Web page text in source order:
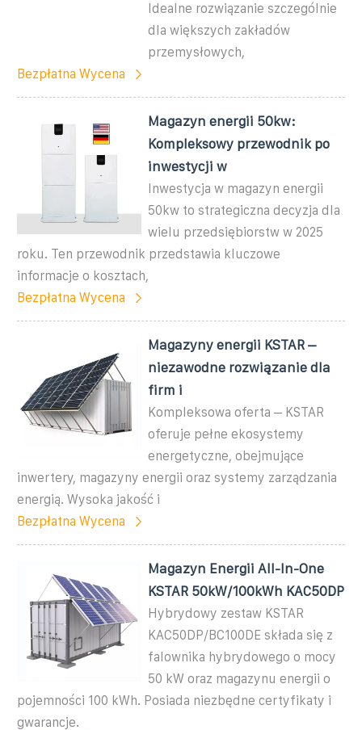
Idealne rozwiązanie szczególnie
dla większych zakładów
przemysłowych,
Bezpłatna Wycena
Magazyn energii 50kw:
Kompleksowy przewodnik po
inwestycji w
Inwestycja w magazyn energii
50kw to strategiczna decyzja dla
wielu przedsiębiorstw w 2025
roku. Ten przewodnik przedstawia kluczowe
informacje o kosztach,
Bezpłatna Wycena
Magazyny energii KSTAR –
niezawodne rozwiązanie dla
firm i
Kompleksowa oferta – KSTAR
oferuje pełne ekosystemy
energetyczne, obejmujące
inwertery, magazyny energii oraz systemy zarządzania
energią. Wysoka jakość i
Bezpłatna Wycena
Magazyn Energii All-In-One
KSTAR 50kW/100kWh KAC50DP
Hybrydowy zestaw KSTAR
KAC50DP/BC100DE składa się z
falownika hybrydowego o mocy
50 kW oraz magazynu energii o
pojemności 100 kWh. Posiada niezbędne certyfikaty i
gwarancje.